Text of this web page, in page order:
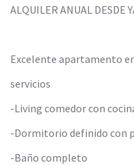
ALQUILER ANUAL DESDE
Excelente apartamento
servicios
-Living comedor con
-Dormitorio definido con
-Baño completo